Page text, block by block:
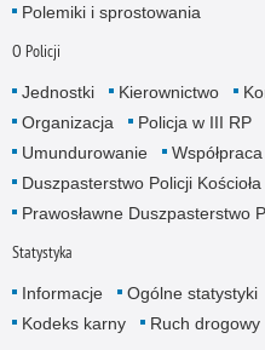
Polemiki i sprostowania
O Policji
Jednostki Kierownictwo
Organizacja
Policja w III RP
Umundurowanie
Duszpasterstwo Policji
Prawosławne Duszpasterstwo
Statystyka
Informacje Ogólne statystyki
Kodeks karny
Ruch drogowy